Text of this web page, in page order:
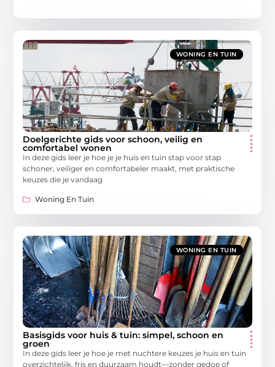
WONING EN TUIN
Doelgerichte gids voor schoon, veilig en
comfortabel wonen
In deze gids leer je hoe je je huis en tuin stap voor stap
schoner, veiliger en comfortabeler maakt, met praktische
keuzes die je vandaag
Woning En Tuin
WONING EN TUIN
Basisgids voor huis & tuin: simpel, schoon en
groen
In deze gids leer je hoe je met nuchtere keuzes je huis en tuin
overzichtelijk, fris en duurzaam houdt—zonder gedoe of